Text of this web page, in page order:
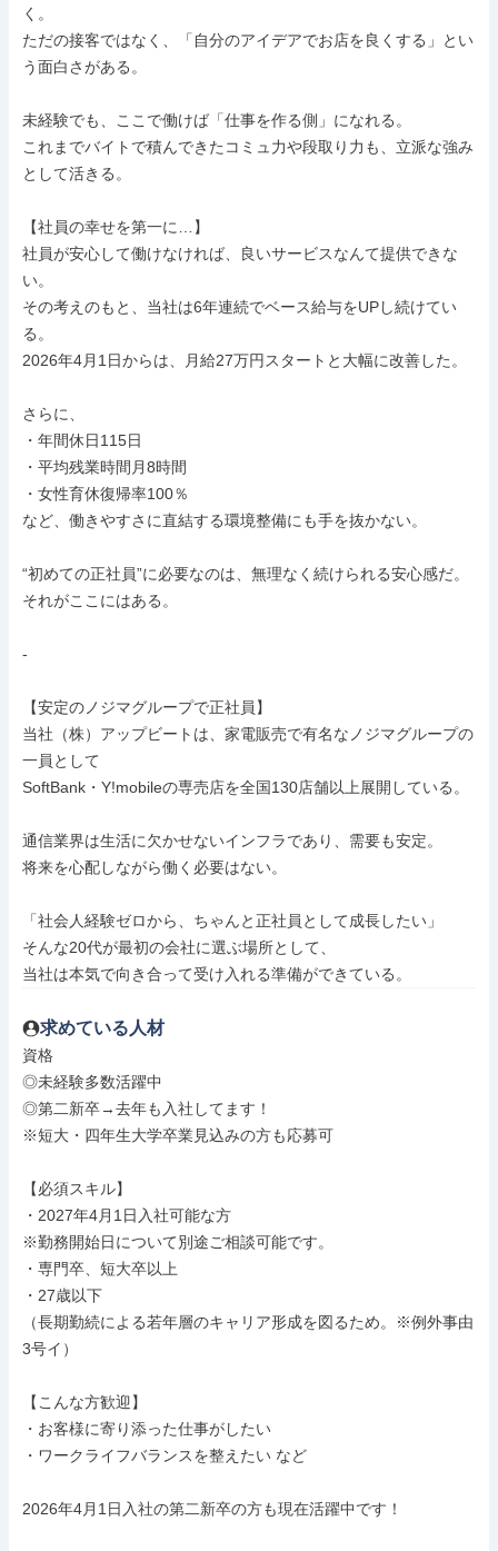
く。
ただの接客ではなく、「自分のアイデアでお店を良くする」とい
う面白さがある。
未経験でも、ここで働けば「仕事を作る側」になれる。
これまでバイトで積んできたコミュ力や段取り力も、立派な強み
として活きる。
【社員の幸せを第一に…】
社員が安心して働けなければ、良いサービスなんて提供できな
い。
その考えのもと、当社は6年連続でベース給与をUPし続けてい
る。
2026年4月1日からは、月給27万円スタートと大幅に改善した。
さらに、
・年間休日115日
・平均残業時間月8時間
・女性育休復帰率100％
など、働きやすさに直結する環境整備にも手を抜かない。
“初めての正社員”に必要なのは、無理なく続けられる安心感だ。
それがここにはある。
-
【安定のノジマグループで正社員】
当社（株）アップビートは、家電販売で有名なノジマグループの
一員として
SoftBank・Y!mobileの専売店を全国130店舗以上展開している。
通信業界は生活に欠かせないインフラであり、需要も安定。
将来を心配しながら働く必要はない。
「社会人経験ゼロから、ちゃんと正社員として成長したい」
そんな20代が最初の会社に選ぶ場所として、
当社は本気で向き合って受け入れる準備ができている。
求めている人材
資格
◎未経験多数活躍中
◎第二新卒→去年も入社してます！
※短大・四年生大学卒業見込みの方も応募可
【必須スキル】
・2027年4月1日入社可能な方
※勤務開始日について別途ご相談可能です。
・専門卒、短大卒以上
・27歳以下
（長期勤続による若年層のキャリア形成を図るため。※例外事由
3号イ）
【こんな方歓迎】
・お客様に寄り添った仕事がしたい
・ワークライフバランスを整えたい など
2026年4月1日入社の第二新卒の方も現在活躍中です！